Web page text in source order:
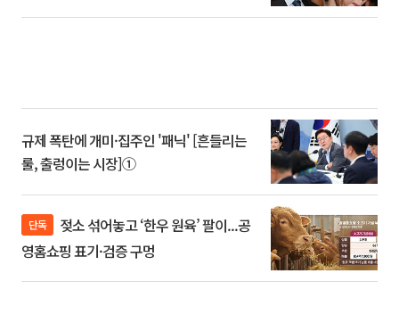
규제 폭탄에 개미·집주인 '패닉' [흔들리는
룰, 출렁이는 시장]①
단독
영홈쇼핑 표기·검증 구멍